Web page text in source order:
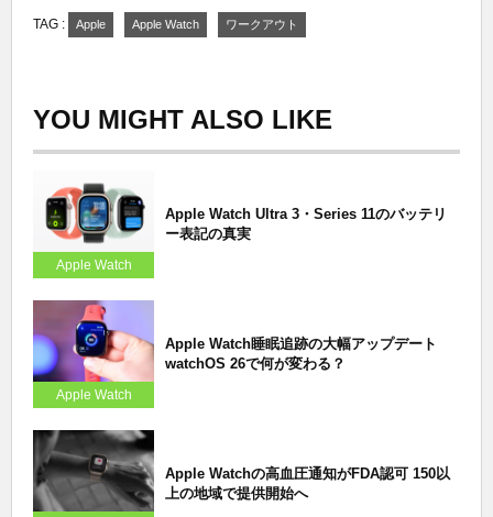
TAG : Apple Apple Watch ワークアウト
YOU MIGHT ALSO LIKE
Apple Watch
Apple Watch Ultra 3・Series 11のバッテリ
ー表記の真実
Apple Watch
Apple Watch睡眠追跡の大幅アップデート
watchOS 26で何が変わる？
Apple Watchの高血圧通知がFDA認可 150以
上の地域で提供開始へ